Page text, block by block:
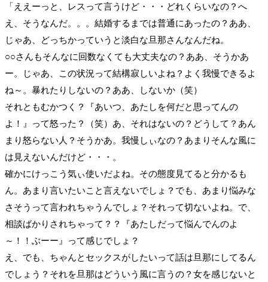
「ええーっと、レスって言うけど・・・どれくらいなの？へ
え、そうなんだ。。。結婚するまでは普通にあったの？ああ、
じゃあ、どっちかっていうと淡白な旦那さんなんだね。
○○さんもそんなに回数なくても大丈夫なの？ああ、そうかあ
ー。じゃあ、この状況って結構寂しいよね？よく我慢できるよ
ね～。暴れたりしないの？ああ、しないか（笑）
それともむかつく？『あいつ、あたしを何だと思ってんの
よ！』って怒った？（笑）あ、それはないの？どうして？あん
まり怒らない人？そうかあ。我慢しぃなの？あまりそんな風に
は見えないんだけど・・・。
確かにけっこう気ぃ使いだよね。その態度見てると分かるも
ん。あまり言いたいこと言えないでしょ？でも、あまり悩みな
さそうって言われちゃうんでしょ？それって切ないよね。で、
相談ばかりされちゃって？？『あたしだって悩んでんのよ
～！！ぶーー』って感じでしょ？
え、でも、ちゃんとセックスがしたいって話は旦那にしてるん
でしょう？それを旦那はどういう風に言うの？女を感じないと